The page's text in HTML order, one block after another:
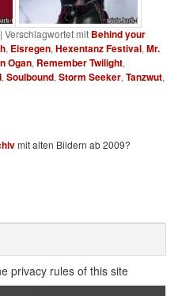
|Verschlagwortet mit Behind your
, Eisregen,Hexentanz Festival,Mr.
Ogan, Remember Twilight,
,Soulbound,Storm Seeker,Tanzwut,
mit alten Bildern ab 2009?
privacy rules of this site